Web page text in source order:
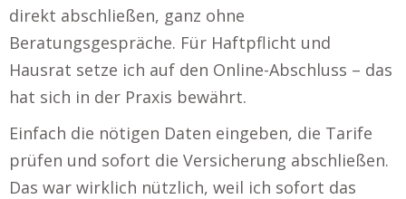
direkt abschließen, ganz ohne
Beratungsgespräche. Für Haftpflicht und
Hausrat setze ich auf den Online-Abschluss – das
hat sich in der Praxis bewährt.
Einfach die nötigen Daten eingeben, die Tarife
prüfen und sofort die Versicherung abschließen.
Das war wirklich nützlich, weil ich sofort das